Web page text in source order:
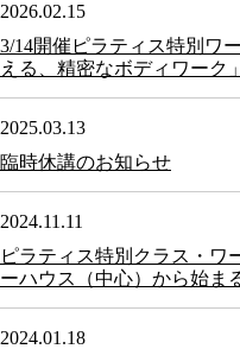
2026.02.15
3/14開催ピラティス特別ワ
える、精密なボディワーク」
2025.03.13
臨時休講のお知らせ
2024.11.11
ピラティス特別クラス・ワ
ーハウス（中心）から始ま
2024.01.18